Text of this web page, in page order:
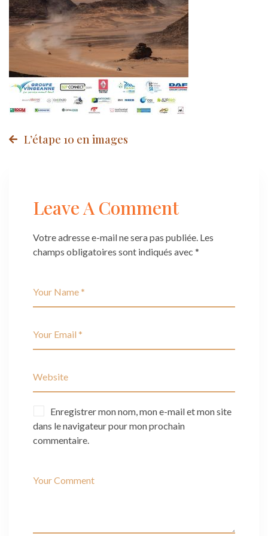
Post
L’étape 10 en images
Leave A Comment
Votre adresse e-mail ne sera pas publiée. Les
champs obligatoires sont indiqués avec *
Enregistrer mon nom, mon e-mail et mon site
dans le navigateur pour mon prochain
commentaire.